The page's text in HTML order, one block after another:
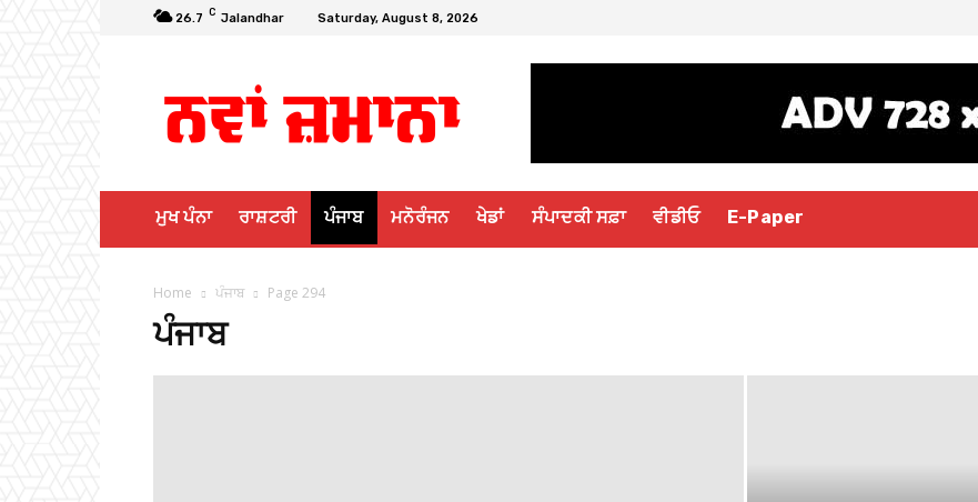
26.7 C Jalandhar Saturday, August 8, 2026
ਮੁਖ ਪੰਨਾ ਰਾਸ਼ਟਰੀ ਪੰਜਾਬ ਮਨੋਰੰਜਨ ਖੇਡਾਂ ਸੰਪਾਦਕੀ ਸਫ਼ਾ ਵੀਡੀਓ E-Paper
Home ਪੰਜਾਬ Page 294
ਪੰਜਾਬ